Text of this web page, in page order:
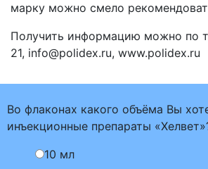
марку можно смело
Получить информацию можно по
21, info@polidex.ru, www.polidex.ru
Во флаконах какого объёма Вы
инъекционные препараты
10 мл